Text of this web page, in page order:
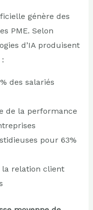
génère des
PME. Selon
d’IA produisent
des salariés
de la performance
pour 63%
la relation client